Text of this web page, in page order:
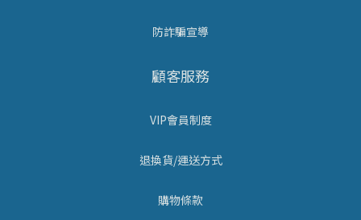
防詐騙宣導
顧客服務
VIP會員制度
退換貨/運送方式
購物條款